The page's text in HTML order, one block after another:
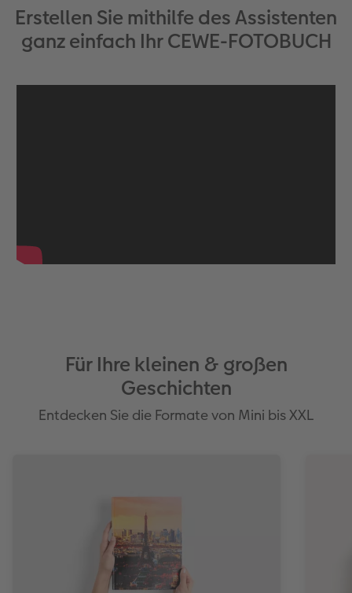
Erstellen Sie mithilfe des Assistenten
ganz einfach Ihr CEWE-FOTOBUCH
Für Ihre kleinen & großen
Geschichten
Entdecken Sie die Formate von Mini bis XXL